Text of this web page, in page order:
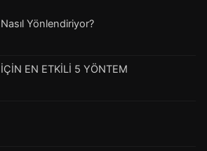
Yönlendiriyor?
EN ETKİLİ 5 YÖNTEM